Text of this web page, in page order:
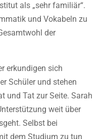
als „sehr familiär“.
und Vokabeln zu
der
erkundigen sich
Schüler und stehen
und Tat zur Seite. Sarah
weit über
Selbst bei
dem Studium zu tun